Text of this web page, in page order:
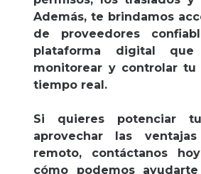
Además, te brindamos
de proveedores
plataforma digital
monitorear y controlar tu
tiempo real.
Si quieres potenciar
aprovechar las
remoto, contáctanos
cómo podemos